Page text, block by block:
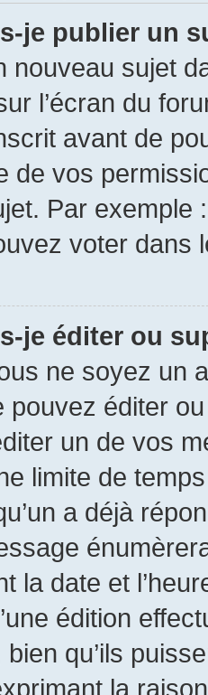
je publier un
nouveau sujet
l’écran du
avant de
de vos
Par exemple
voter dans
je éditer ou
ne soyez un
pouvez éditer
un de vos
limite de
a déjà
la date et
édition
qu’ils
la